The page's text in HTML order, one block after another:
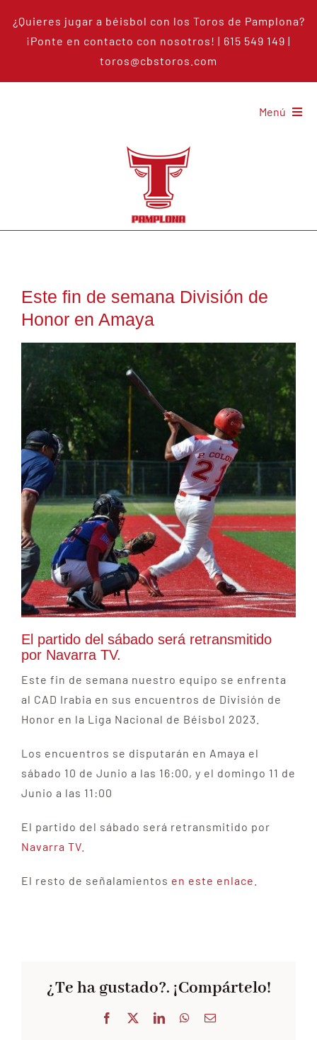
contenido
¿Quieres jugar a béisbol con los Toros de Pamplona?
¡Ponte en contacto con nosotros! | 615 549 149 |
toros@cbstoros.com
Menú
Noticias
Mecenazgo deportivo
Galerías
Este fin de semana División de
Honor en Amaya
El partido del sábado será retransmitido
por Navarra TV.
Este fin de semana nuestro equipo se enfrenta
al CAD Irabia en sus encuentros de División de
Honor en la Liga Nacional de Béisbol 2023.
Los encuentros se disputarán en Amaya el
sábado 10 de Junio a las 16:00, y el domingo 11 de
Junio a las 11:00
El partido del sábado será retransmitido por
Navarra TV.
El resto de señalamientos en este enlace.
¿Te ha gustado?. ¡Compártelo!
Facebook LinkedInWhatsApp
Correo